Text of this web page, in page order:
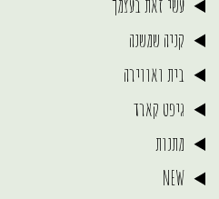
עשי זאת בעצמך
קניה שמשנה
בית ואווירה
גיפט קארד
מתנות
NEW